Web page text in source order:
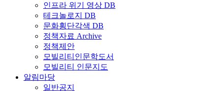
인프라 위기 영상 DB
테크놀로지 DB
문화횡단각색 DB
정책자료 Archive
정책제안
모빌리티인문학도서
모빌리티 인문지도
알림마당
일반공지